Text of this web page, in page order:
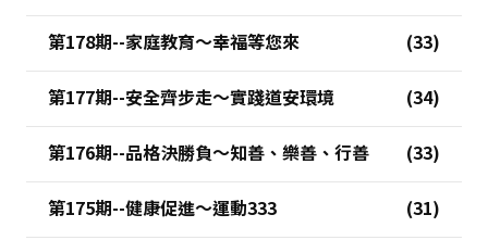
第178期--家庭教育～幸福等您來
第177期--安全齊步走～實踐道安環境
第176期--品格決勝負～知善、樂善、行善
第175期--健康促進～運動333